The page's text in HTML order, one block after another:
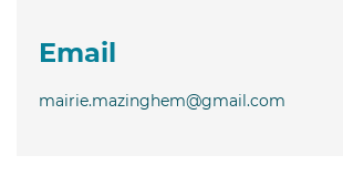
Email
mairie.mazinghem@gmail.com